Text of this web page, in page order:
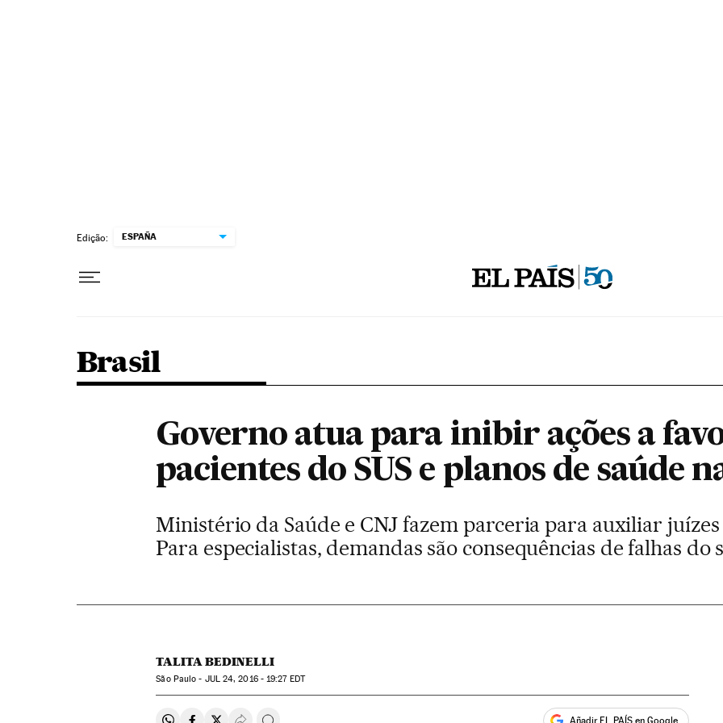
Edição: ESPAÑA
Brasil
Governo atua para inibir ações a
pacientes do SUS e planos de saúde
Ministério da Saúde e CNJ fazem parceria para auxiliar
Para especialistas, demandas são consequências de falhas do
TALITA BEDINELLI
São Paulo - JUL24, 2016 - 19:27EDT
Añadir EL PAÍS en Google